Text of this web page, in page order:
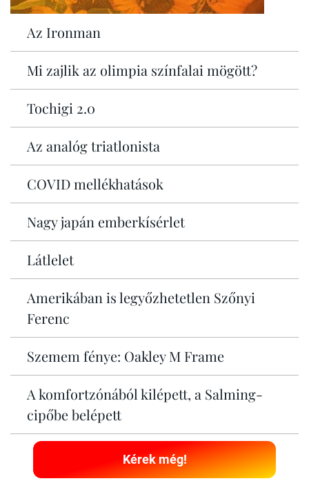
Az Ironman
Mi zajlik az olimpia színfalai mögött?
Tochigi 2.0
Az analóg triatlonista
COVID mellékhatások
Nagy japán emberkísérlet
Látlelet
Amerikában is legyőzhetetlen Szőnyi
Ferenc
Szemem fénye: Oakley M Frame
A komfortzónából kilépett, a Salming-
cipőbe belépett
Kérek még!